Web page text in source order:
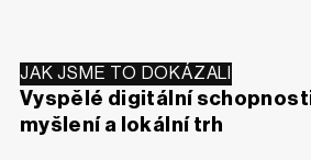
JAK JSME TO DOKÁZALI
Vyspělé digitální
myšlení a lokální trh